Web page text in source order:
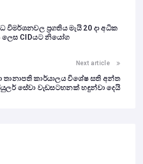
ප්‍රගතිය මැයි 20 දා අධික
CIDයට නියෝග
Next article
තානාපති කාර්යාලය විශේෂ සති අන්ත
සේවා වැඩසටහනක් හඳුන්වා දෙයි